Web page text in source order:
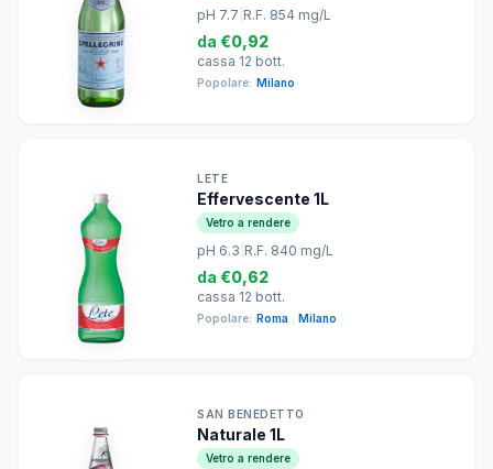
pH 7.7 R.F. 854 mg/L
da €0,92
cassa 12 bott.
Popolare: Milano
LETE
Effervescente 1L
Vetro a rendere
pH 6.3 R.F. 840 mg/L
da €0,62
cassa 12 bott.
Popolare: Roma Milano
SAN BENEDETTO
Naturale 1L
Vetro a rendere